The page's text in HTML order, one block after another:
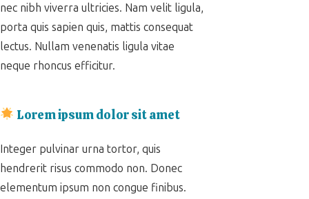
nec nibh viverra ultricies. Nam velit ligula,
porta quis sapien quis, mattis consequat
lectus. Nullam venenatis ligula vitae
neque rhoncus efficitur.
Lorem ipsum dolor sit amet
Integer pulvinar urna tortor, quis
hendrerit risus commodo non. Donec
elementum ipsum non congue finibus.